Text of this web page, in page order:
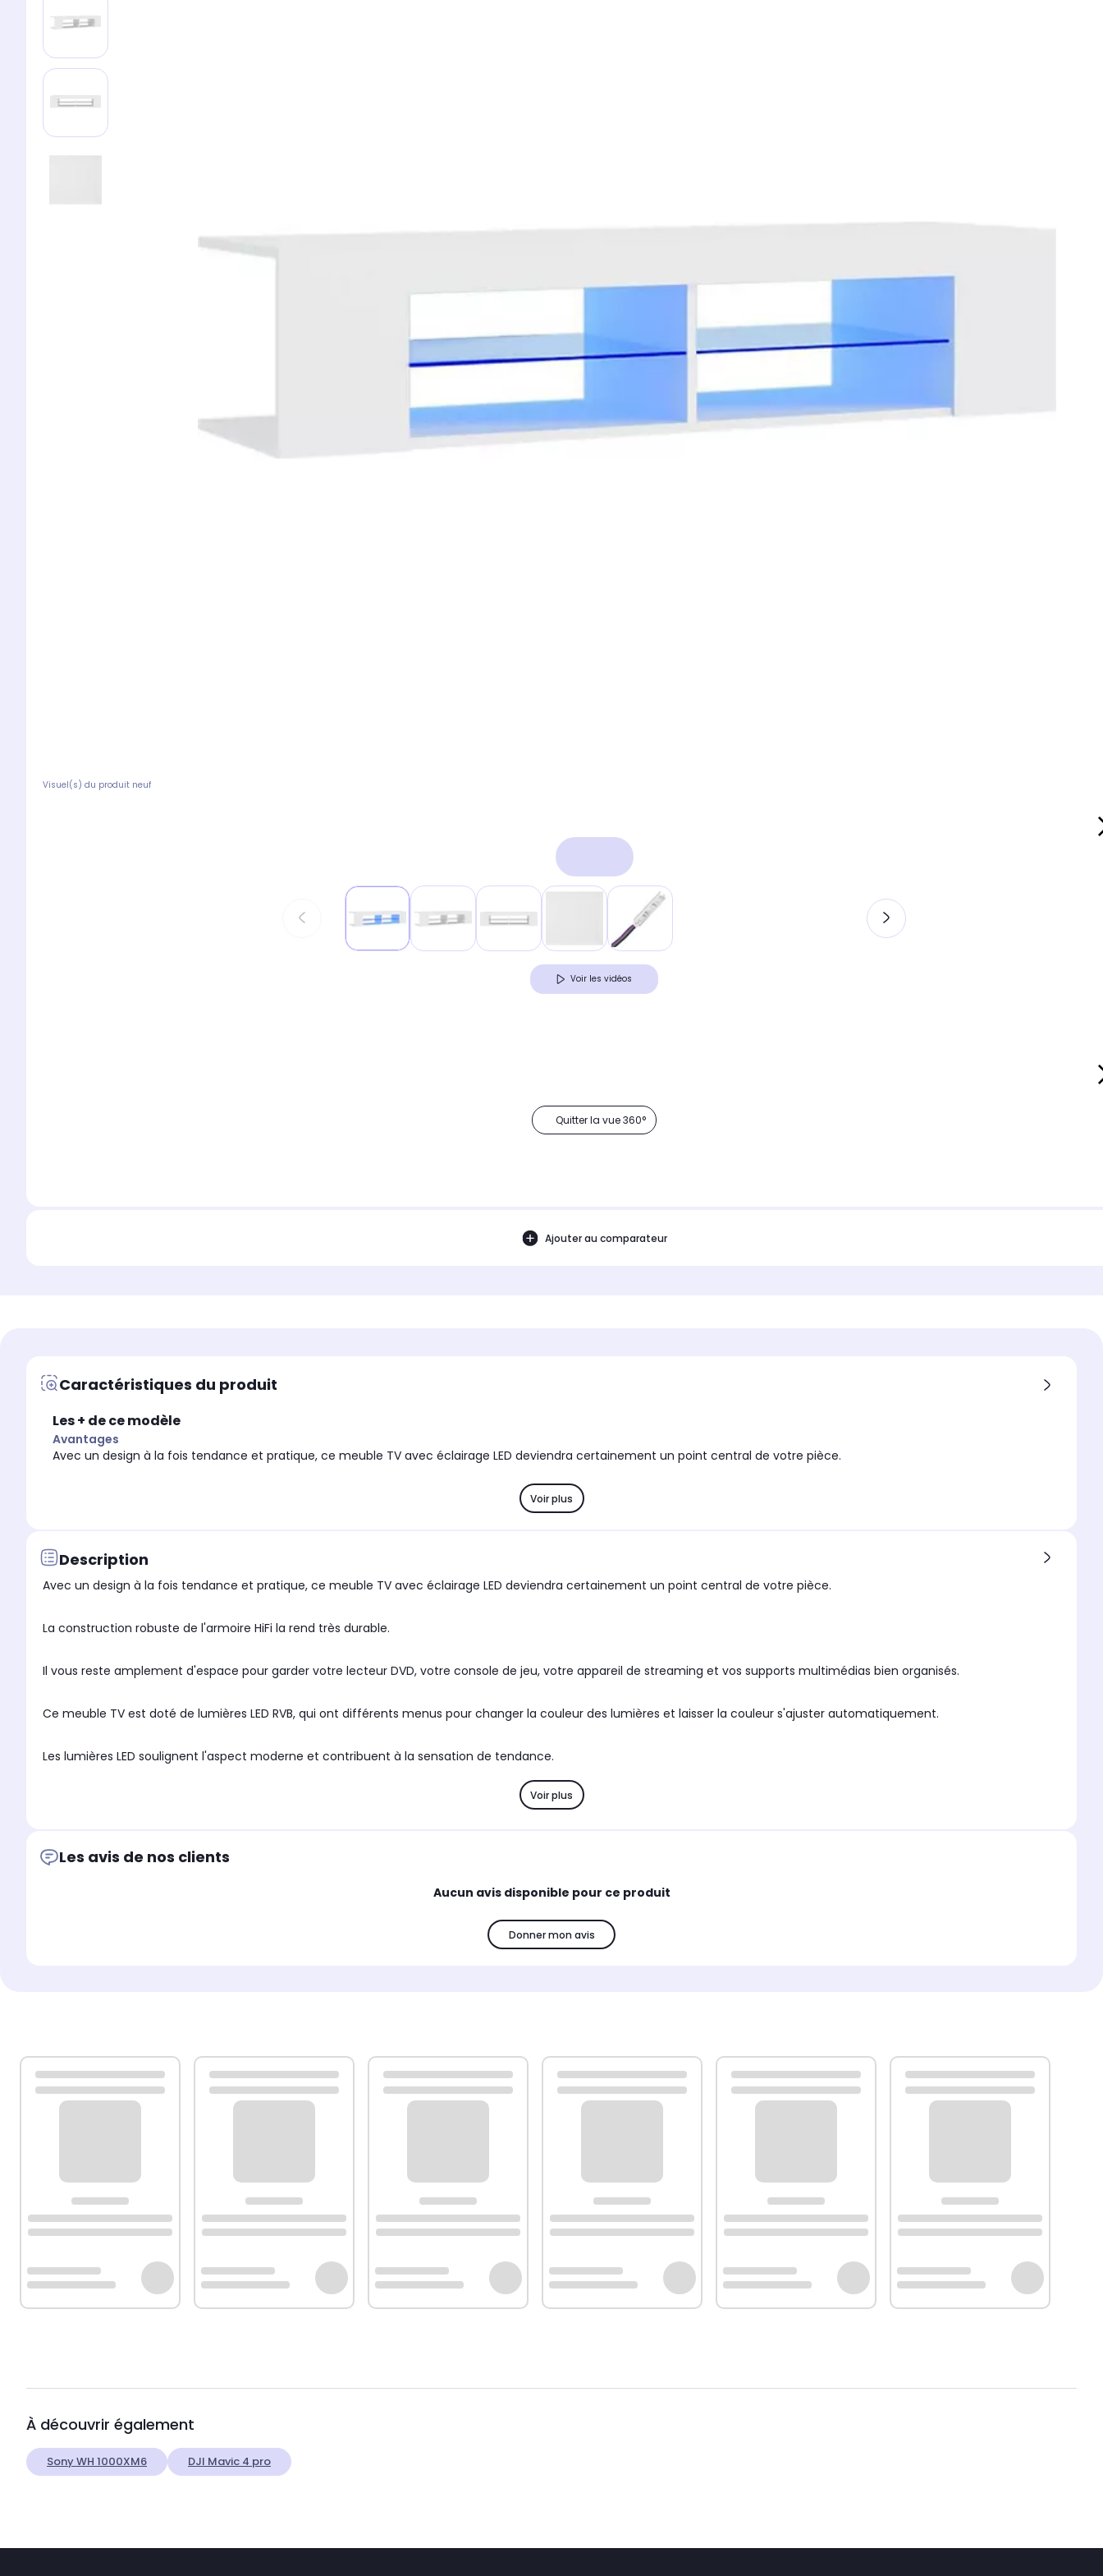
Visuel(s) du produit neuf
Voir les vidéos
Quitter la vue 360°
Ajouter au comparateur
Caractéristiques du produit
Les + de ce modèle
Avantages
Avec un design à la fois tendance et pratique, ce meuble TV avec éclairage LED deviendra certainement un point central de votre pièce.
Voir plus
Description
Avec un design à la fois tendance et pratique, ce meuble TV avec éclairage LED deviendra certainement un point central de votre pièce.
La construction robuste de l'armoire HiFi la rend très durable.
Il vous reste amplement d'espace pour garder votre lecteur DVD, votre console de jeu, votre appareil de streaming et vos supports multimédias bien organisés.
Ce meuble TV est doté de lumières LED RVB, qui ont différents menus pour changer la couleur des lumières et laisser la couleur s'ajuster automatiquement.
Les lumières LED soulignent l'aspect moderne et contribuent à la sensation de tendance.
Voir plus
Les avis de nos clients
Aucun avis disponible pour ce produit
Donner mon avis
À découvrir également
Sony WH 1000XM6 DJI Mavic 4 pro